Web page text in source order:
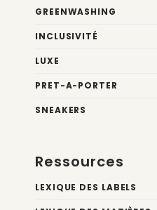
GREENWASHING
INCLUSIVITÉ
LUXE
PRET-A-PORTER
SNEAKERS
Ressources
LEXIQUE DES LABELS